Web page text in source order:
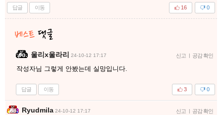
답글 이동 0
16
울리x울라리 24-10-12 17:17 신고 | 공감 확인
작성자님 그렇게 안봤는데 실망입니다.
답글 이동 0
3
Ryudmila 24-10-12 17:17 신고 | 공감 확인